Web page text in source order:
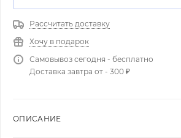
Рассчитать доставку
Хочу в подарок
Самовывоз сегодня - бесплатно
Доставка завтра от - 300 ₽
ОПИСАНИЕ